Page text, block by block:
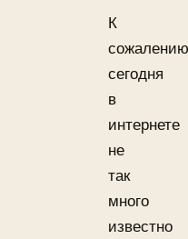
К
сегодня
в
интернете
не
так
много
известно